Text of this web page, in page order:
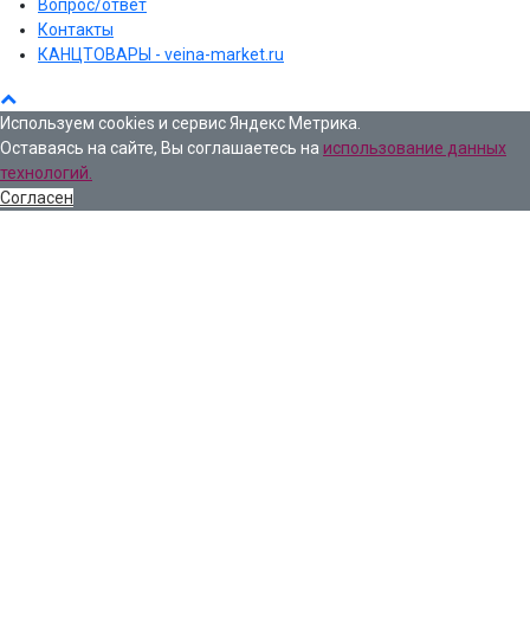
Вопрос/ответ
Контакты
КАНЦТОВАРЫ - veina-market.ru
Используем cookies и сервис Яндекс Метрика.
Оставаясь на сайте, Вы соглашаетесь на использование данных
технологий.
Согласен